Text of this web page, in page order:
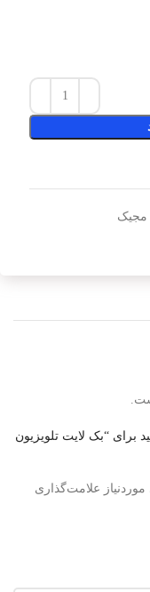
مجیک
برای “بک لایت تلویزیون
علامت‌گذاری